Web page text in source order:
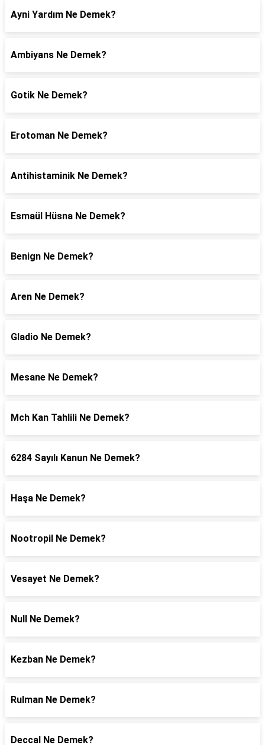
Ayni Yardım Ne Demek?
Ambiyans Ne Demek?
Gotik Ne Demek?
Erotoman Ne Demek?
Antihistaminik Ne Demek?
Esmaül Hüsna Ne Demek?
Benign Ne Demek?
Aren Ne Demek?
Gladio Ne Demek?
Mesane Ne Demek?
Mch Kan Tahlili Ne Demek?
6284 Sayılı Kanun Ne Demek?
Haşa Ne Demek?
Nootropil Ne Demek?
Vesayet Ne Demek?
Null Ne Demek?
Kezban Ne Demek?
Rulman Ne Demek?
Deccal Ne Demek?